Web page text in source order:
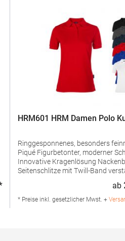
Regulärer Preis:
HRM601 HRM Damen Polo
Ringgesponnenes, besonders
Piqué Figurbetonter, moderner Schnitt
Innovative Kragenlösung Nackenband und
Seitenschlitze mit Twill-Band
Ton) Ersatzknopf Labelfrei
ab
* Preise inkl. gesetzlicher Mwst. +